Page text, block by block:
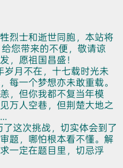
烈士和逝世同胞，本站将
您带来的不便，敬请谅
，愿祖国昌盛！
岁月不在，十七载时光未
每一个梦想亦未敢重载。
，但你我都不复当年模
万人空巷，但荆楚大地之
了这次挑战，切实体会到了
题，哪怕根本看不懂。解
一定在题目里，切忌浮